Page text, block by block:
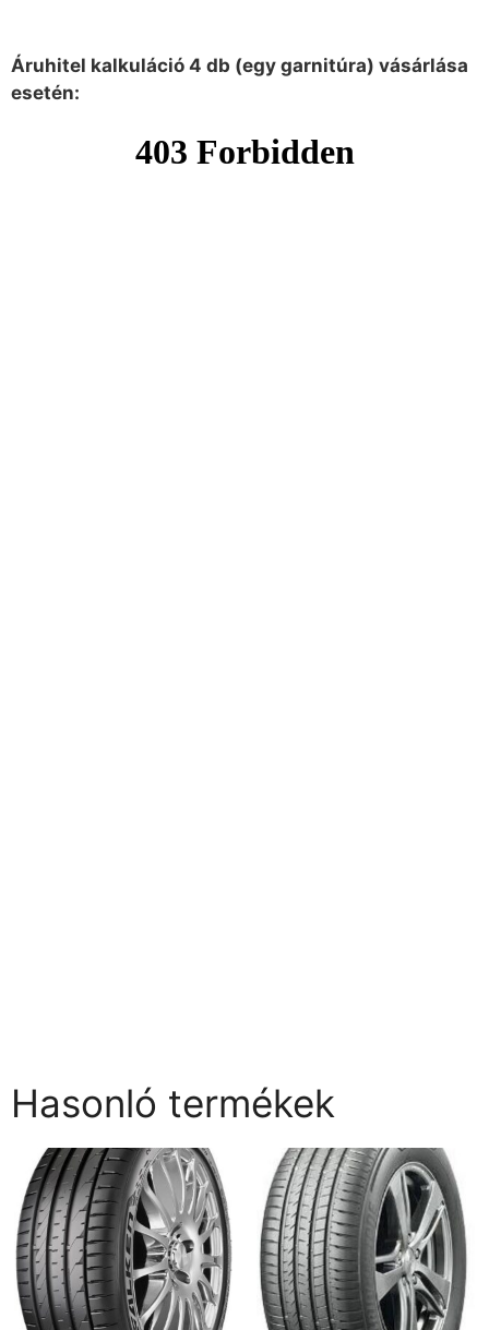
Áruhitel kalkuláció 4 db (egy garnitúra) vásárlása
esetén:
Hasonló termékek